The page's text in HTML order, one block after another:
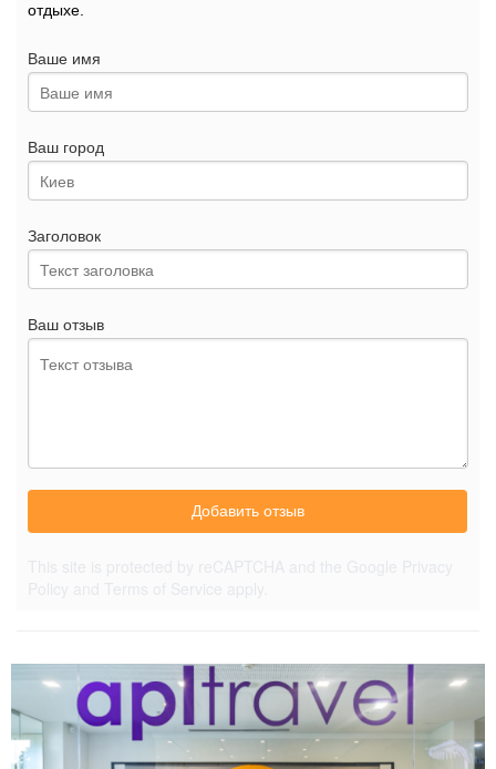
отдыхе.
Ваше имя
Ваш город
Заголовок
Ваш отзыв
Добавить отзыв